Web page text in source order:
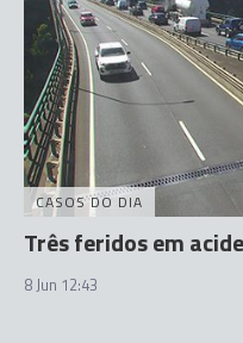
CASOS DO DIA
Três feridos em
8 Jun 12:43